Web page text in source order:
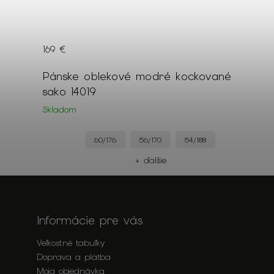
Pánske oblekové modré kockované
sako 14019
Skladom
169 €
60/176 56/170 54/188
+ ďalšie
Informácie pre vás
Veľkostné tabuľky
Doprava a platba
Moja objednávka